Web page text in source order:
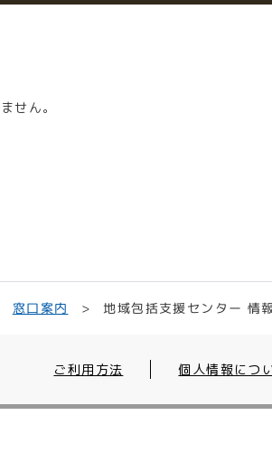
せん。
窓口案内 地域包括支援センター 情
ご利用方法 個人情報につ